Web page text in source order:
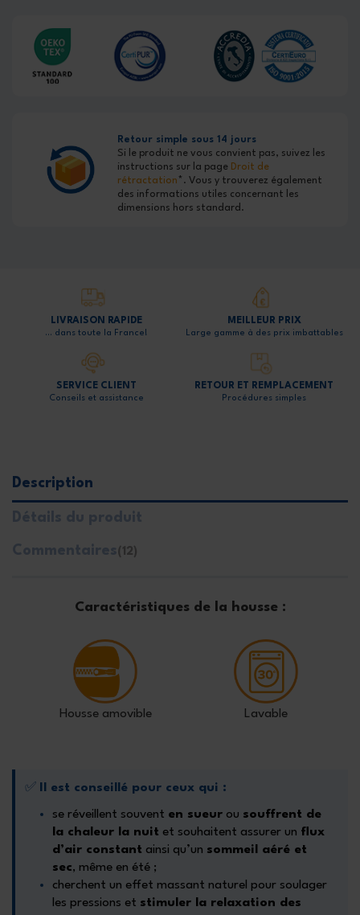
Retour simple sous 14 jours
Si le produit ne vous convient pas, suivez les
instructions sur la page Droit de
rétractation *. Vous y trouverez également
des informations utiles concernant les
dimensions hors standard.
LIVRAISON RAPIDE
… dans toute la France!
MEILLEUR PRIX
Large gamme à des prix imbattables
SERVICE CLIENT
Conseils et assistance
RETOUR ET REMPLACEMENT
Procédures simples
Description
Détails du produit
Commentaires (12)
Caractéristiques de la housse :
Housse amovible Lavable
✅ Il est conseillé pour ceux qui :
se réveillent souvent en sueur ou souffrent de
la chaleur la nuit et souhaitent assurer un flux
d’air constant ainsi qu’un sommeil aéré et
sec, même en été ;
cherchent un effet massant naturel pour soulager
les pressions et stimuler la relaxation des